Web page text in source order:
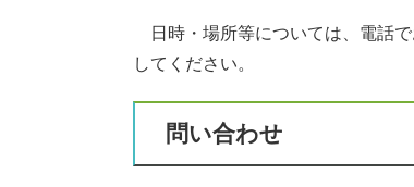
日時・場所等については、電話
してください。
問い合わせ